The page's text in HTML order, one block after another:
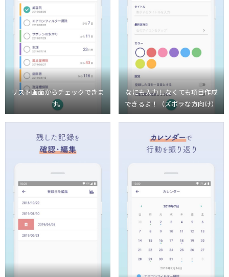
リスト画面からチェックできま
す。
なにも入力しなくても項目作成
できるよ！（ズボラな方向け）